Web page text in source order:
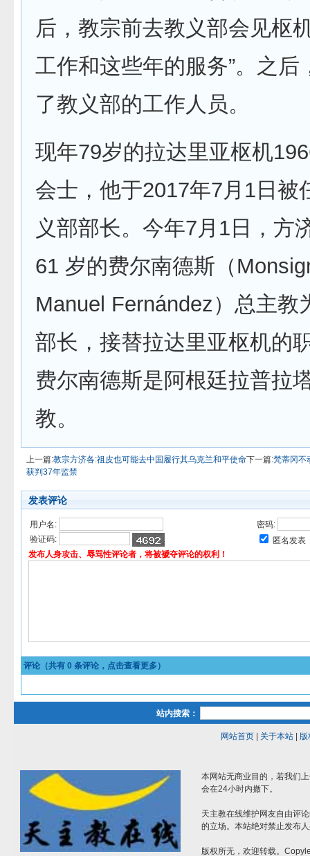
后，教宗前去教义部会见枢
工作和这些年的服务”。之后
了教义部的工作人员。
现年79岁的拉达里亚枢机
会士，他于2017年7月1日被
义部部长。今年7月1日，方
61 岁的费尔南德斯（
Manuel Fernández）总主教
部长，接替拉达里亚枢机的
费尔南德斯是阿根廷拉普拉
教。
上一篇:教宗方济各:祖皮也可能去中国履行其乌克兰和平使命下一篇:梵蒂冈不
获判37年监禁
发表评论
用户名:
密码:
验证码:
匿名发表
发布人身攻击、辱骂性评论者，将被褫夺评论的权利！
评论（共有 0 条评论，点击查看更多）
站内搜索：
网站首页| 关于本站| 版
本网站无商业目的，若我们
会在24小时内撤下。
天主教在线维护网友自由评
的立场。本站绝对禁止发布
版权所无，欢迎转载。